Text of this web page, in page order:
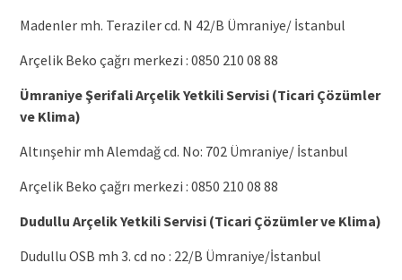
Madenler mh. Teraziler cd. N 42/B Ümraniye/ İstanbul
Arçelik Beko çağrı merkezi : 0850 210 08 88
Ümraniye Şerifali Arçelik Yetkili Servisi (Ticari Çözümler
ve Klima)
Altınşehir mh Alemdağ cd. No: 702 Ümraniye/ İstanbul
Arçelik Beko çağrı merkezi : 0850 210 08 88
Dudullu Arçelik Yetkili Servisi (Ticari Çözümler ve Klima)
Dudullu OSB mh 3. cd no : 22/B Ümraniye/İstanbul